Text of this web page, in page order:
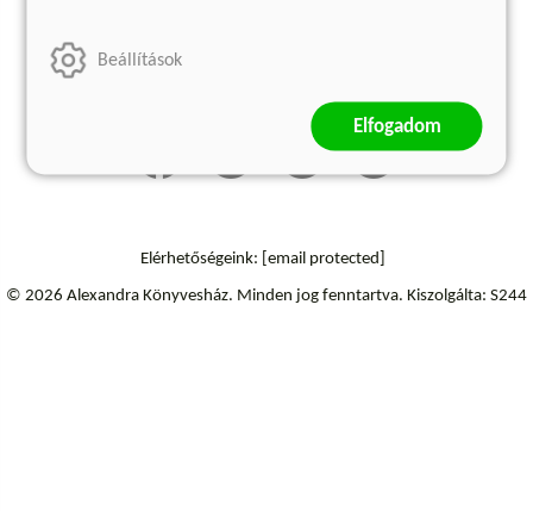
Szállítási információk
Elérhetőségeink: [email protected]
© 2026 Alexandra Könyvesház. Minden jog fenntartva. Kiszolgálta: S244
Beállítások
Elfogadom